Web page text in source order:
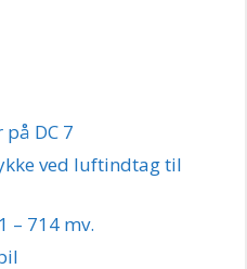
DC 7
ved luftindtag til
– 714 mv.